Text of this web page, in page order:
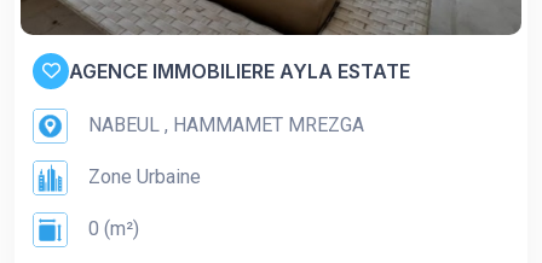
AGENCE IMMOBILIERE AYLA ESTATE
NABEUL , HAMMAMET MREZGA
Zone Urbaine
0 (m²)